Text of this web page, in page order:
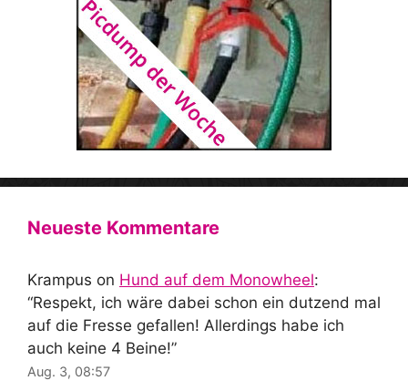
Neueste Kommentare
Krampus on Hund auf dem Monowheel:
“Respekt, ich wäre dabei schon ein dutzend mal
auf die Fresse gefallen! Allerdings habe ich
auch keine 4 Beine!”
Aug. 3, 08:57